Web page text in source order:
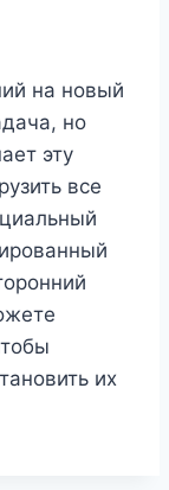
на новый
но
эту
все
их